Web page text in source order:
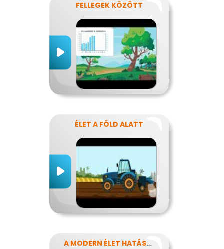
FELLEGEK KÖZÖTT
ÉLET A FÖLD ALATT
A MODERN ÉLET HATÁSA AZ ERŐFORRÁSAINK FELHASZNÁLÁSÁRA